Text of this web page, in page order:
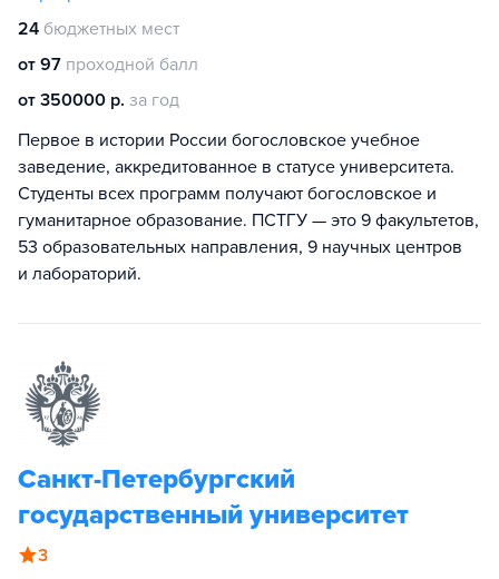
24 бюджетных мест
от 97 проходной балл
от 350000 р. за год
Первое в истории России богословское учебное
заведение, аккредитованное в статусе университета.
Студенты всех программ получают богословское и
гуманитарное образование. ПСТГУ — это 9 факультетов,
53 образовательных направления, 9 научных центров
и лабораторий.
Санкт-Петербургский
государственный университет
3